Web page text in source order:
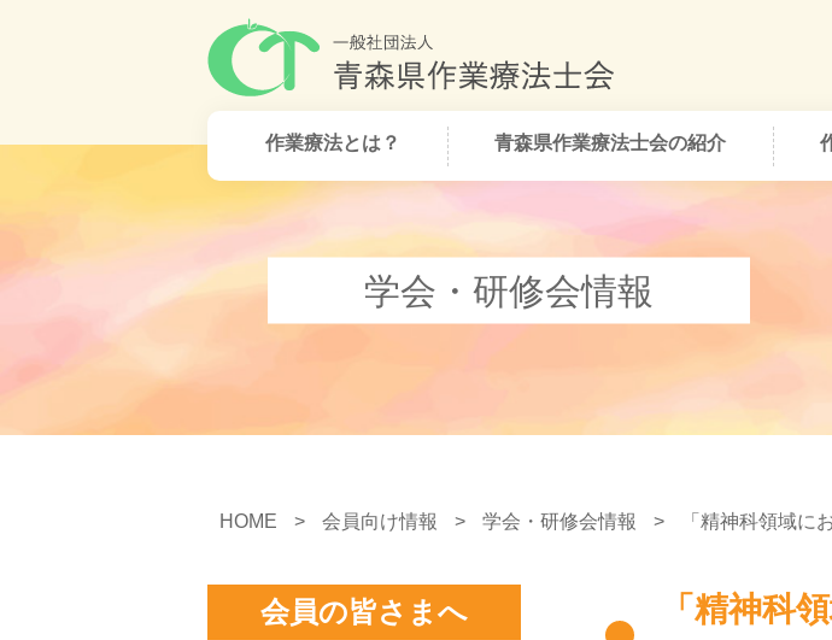
作業療法とは？ 青森県作業療法士会の紹介
学会・研修会情報
HOME > 会員向け情報 > 学会・研修会情報 > 「精神科領域に
「精神科
会員の皆さまへ